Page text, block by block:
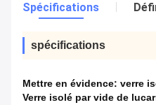
Spécifications
spécifications
Mettre en évidence: verre
Verre isolé par vide de